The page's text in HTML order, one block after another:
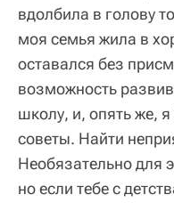
вдолбила в голову
моя семья жила в
оставался без
возможность
школу, и, опять же,
советы. Найти
Необязательно для
но если тебе с